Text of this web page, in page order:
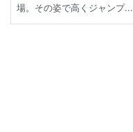
場。その姿で高くジャンプ...